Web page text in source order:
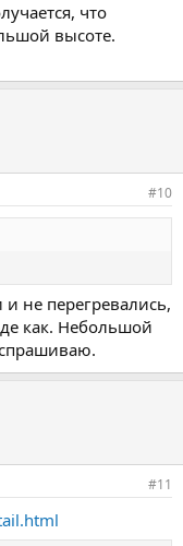
что
высоте.
#10
не перегревались,
как. Небольшой
#11